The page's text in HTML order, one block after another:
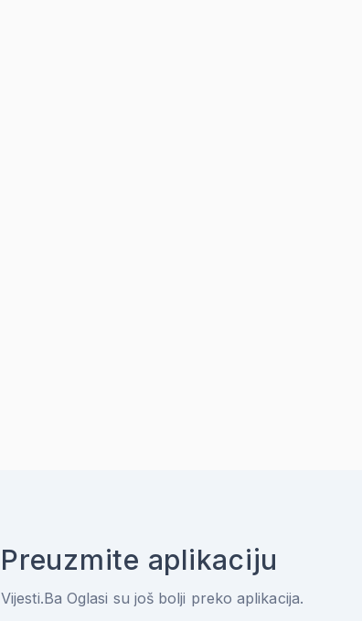
Preuzmite aplikaciju
Vijesti.Ba Oglasi su još bolji preko aplikacija.